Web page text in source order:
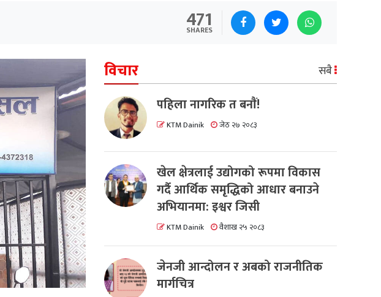
471
SHARES
विचार सबै
पहिला नागरिक त बनाैं!
KTM Dainik जेठ २७ २०८३
खेल क्षेत्रलाई उद्योगको रूपमा विकास
गर्दै आर्थिक समृद्धिको आधार बनाउने
अभियानमा: इश्वर जिसी
KTM Dainik वैशाख २५ २०८३
जेनजी आन्दोलन र अबको राजनीतिक
मार्गचित्र